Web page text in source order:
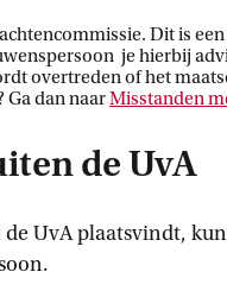
Dit is
je hierbij
overtreden of het
dan naarMisstanden
de UvA
UvA plaatsvindt,